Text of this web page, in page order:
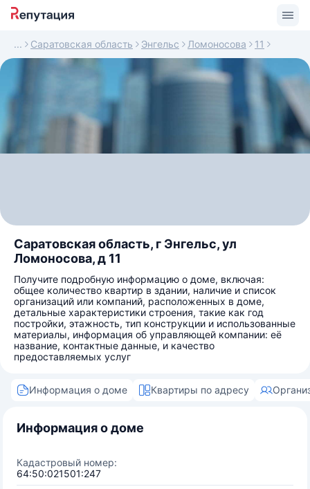
Саратовская область Энгельс Ломоносова 11
Саратовская область, г Энгельс, ул
Ломоносова, д 11
Получите подробную информацию о доме, включая:
общее количество квартир в здании, наличие и список
организаций или компаний, расположенных в доме,
детальные характеристики строения, такие как год
постройки, этажность, тип конструкции и использованные
материалы, информация об управляющей компании: её
название, контактные данные, и качество
предоставляемых услуг
Информация о доме Квартиры по адресу
Информация о доме
Кадастровый номер:
64:50:021501:247